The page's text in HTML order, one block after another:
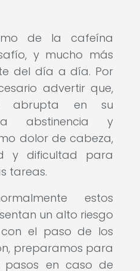
de la cafeína
y mucho más
del día a día. Por
advertir que,
abrupta en su
abstinencia y
dolor de cabeza,
y dificultad para
tareas.
estos
un alto riesgo
el paso de los
preparamos para
pasos en caso de